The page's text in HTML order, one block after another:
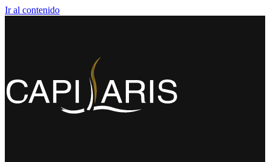
Ir al contenido